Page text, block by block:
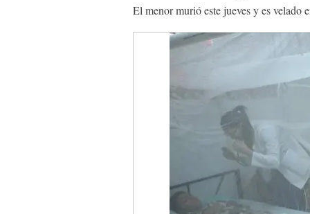
El menor murió este jueves y es velado